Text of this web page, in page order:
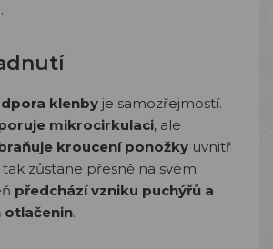
klenby je samozřejmostí.
mikrocirkulaci, ale
kroucení ponožky uvnitř
zůstane přesně na svém
předchází vzniku puchýřů a
otlačenin.